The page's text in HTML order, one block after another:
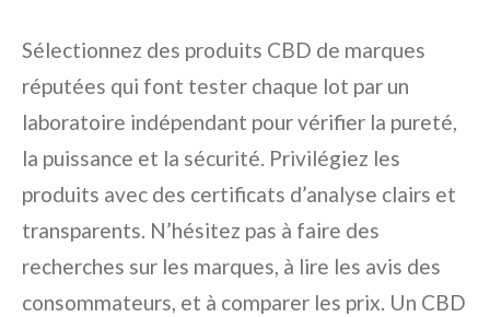
Sélectionnez des produits CBD de marques
réputées qui font tester chaque lot par un
laboratoire indépendant pour vérifier la pureté,
la puissance et la sécurité. Privilégiez les
produits avec des certificats d’analyse clairs et
transparents. N’hésitez pas à faire des
recherches sur les marques, à lire les avis des
consommateurs, et à comparer les prix. Un CBD